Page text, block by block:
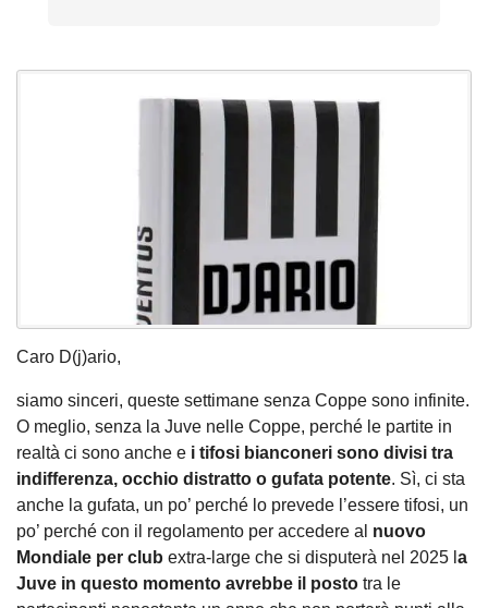
Caro D(j)ario,
siamo sinceri, queste settimane senza Coppe sono infinite.
O meglio, senza la Juve nelle Coppe, perché le partite in
realtà ci sono anche e i tifosi bianconeri sono divisi tra
indifferenza, occhio distratto o gufata potente. Sì, ci sta
anche la gufata, un po’ perché lo prevede l’essere tifosi, un
po’ perché con il regolamento per accedere al nuovo
Mondiale per club extra-large che si disputerà nel 2025 l a
Juve in questo momento avrebbe il posto tra le